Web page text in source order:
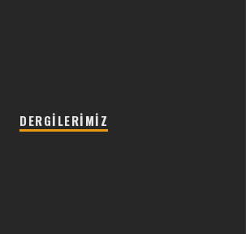
DERGILERIMIZ